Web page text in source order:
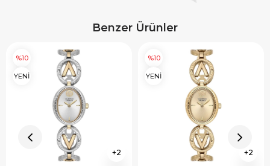
Benzer Ürünler
2
%10
YENİ
2
%10
YENİ